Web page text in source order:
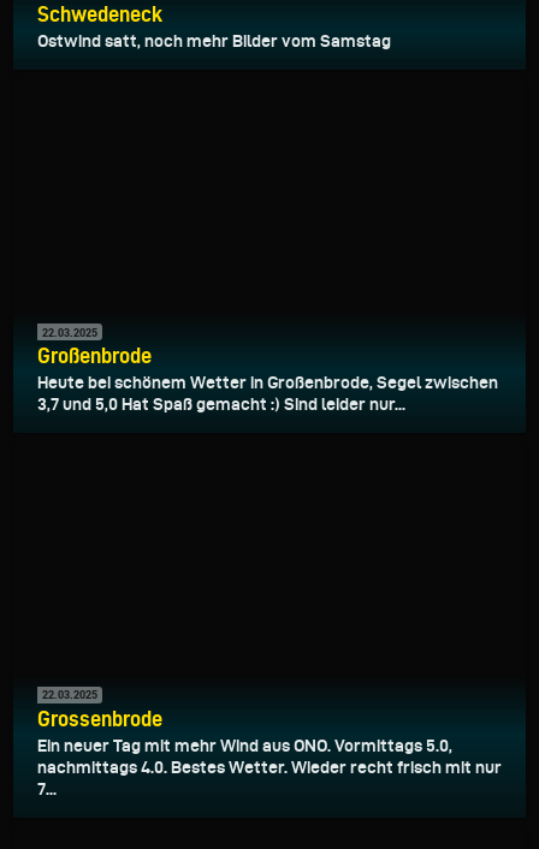
Schwedeneck
Ostwind satt, noch mehr Bilder vom Samstag
22.03.2025
Großenbrode
Heute bei schönem Wetter in Großenbrode, Segel zwischen
3,7 und 5,0 Hat Spaß gemacht :) Sind leider nur...
22.03.2025
Grossenbrode
Ein neuer Tag mit mehr Wind aus ONO. Vormittags 5.0,
nachmittags 4.0. Bestes Wetter. Wieder recht frisch mit nur
7...